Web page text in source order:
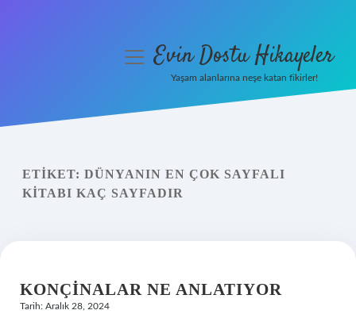
Yasal Uyarı
menüyüEvin Dostu Hikayeler
Yaşam alanlarına neşe katan fikirler!
ETIKET: DÜNYANIN EN ÇOK SAYFALI
KITABI KAÇ SAYFADIR
KONÇINALAR NE ANLATIYOR
Tarih: Aralık 28, 2024